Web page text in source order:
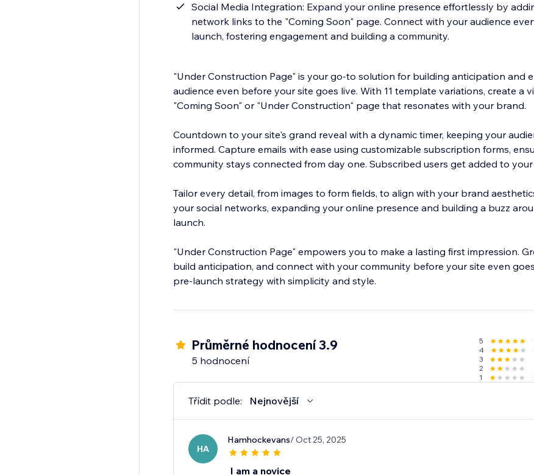
Social Media Integration: Expand your online presence effortlessly by
network links to the "Coming Soon" page. Connect with your audience
launch, fostering engagement and building a community.
"Under Construction Page" is your go-to solution for building anticipation and
audience even before your site goes live. With 11 template variations, create a
"Coming Soon" or "Under Construction" page that resonates with your brand.
Countdown to your site's grand reveal with a dynamic timer, keeping your
informed. Capture emails with ease using customizable subscription forms,
community stays connected from day one. Subscribed users get added to
Tailor every detail, from images to form fields, to align with your brand
your social networks, expanding your online presence and building a buzz
launch.
"Under Construction Page" empowers you to make a lasting first impression.
build anticipation, and connect with your community before your site even
pre-launch strategy with simplicity and style.
Průměrné hodnocení 3.9
5 hodnocení
5
4
3
2
1
Třídit podle: Nejnovější
HA
Hamhockevans/ Oct 25, 2025
I am a novice